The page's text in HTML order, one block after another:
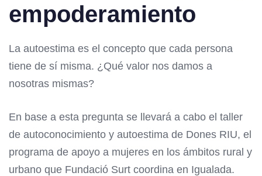
empoderamiento
La autoestima es el concepto que cada persona
tiene de sí misma. ¿Qué valor nos damos a
nosotras mismas?
En base a esta pregunta se llevará a cabo el taller
de autoconocimiento y autoestima de Dones RIU, el
programa de apoyo a mujeres en los ámbitos rural y
urbano que Fundació Surt coordina en Igualada.